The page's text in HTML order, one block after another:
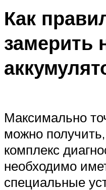
Как
замерить
Максимально
можно
комплекс
необходимо
специальные